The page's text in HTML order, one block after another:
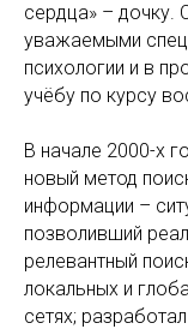
сердца» – дочку.
уважаемыми
психологии и в
учёбу по курсу
В начале 2000-х
новый метод
информации –
позволивший
релевантный
локальных и
сетях;